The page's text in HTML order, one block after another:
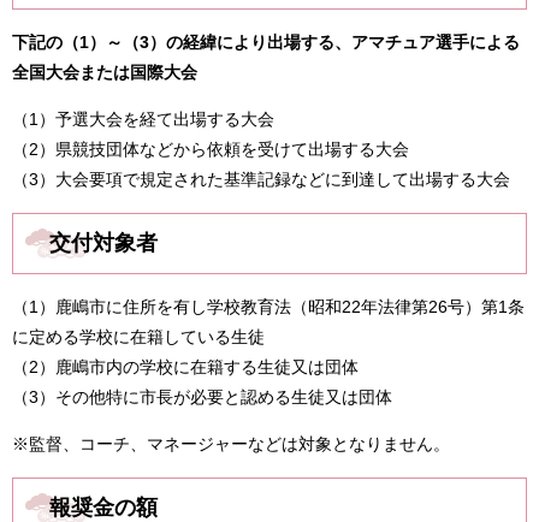
下記の（1）～（3）の経緯により出場する、アマチュア選手による
全国大会または国際大会
（1）予選大会を経て出場する大会
（2）県競技団体などから依頼を受けて出場する大会
（3）大会要項で規定された基準記録などに到達して出場する大会
交付対象者
（1）鹿嶋市に住所を有し学校教育法（昭和22年法律第26号）第1条
に定める学校に在籍している生徒
（2）鹿嶋市内の学校に在籍する生徒又は団体
（3）その他特に市長が必要と認める生徒又は団体
※監督、コーチ、マネージャーなどは対象となりません。
報奨金の額